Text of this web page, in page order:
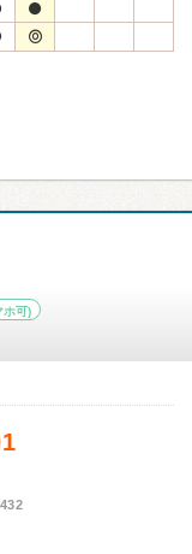
ホ可)
432